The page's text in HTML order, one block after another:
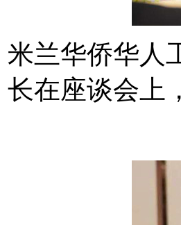
米兰华侨华人
长在座谈会上